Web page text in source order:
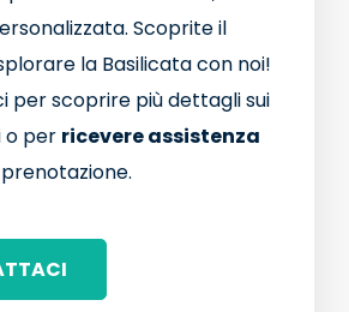
Scoprite il
la Basilicata con noi!
per scoprire più dettagli sui
o per ricevere assistenza